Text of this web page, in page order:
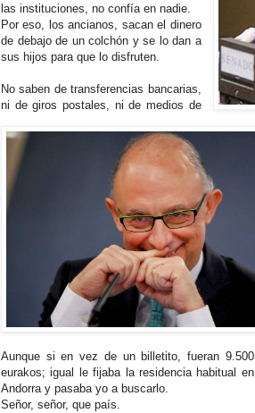
las instituciones, no confía en nadie.
Por eso, los ancianos, sacan el dinero
de debajo de un colchón y se lo dan a
sus hijos para que lo disfruten.
No saben de transferencias bancarias,
ni de giros postales, ni de medios de
Aunque si en vez de un billetito, fueran 9.500
eurakos; igual le fijaba la residencia habitual en
Andorra y pasaba yo a buscarlo.
Señor, señor, que país.